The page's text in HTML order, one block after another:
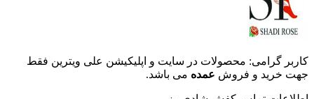
کاربر گرامی: محصولات در سایت و اپلیکیشن علی ویترین فقط
جهت خرید و فروش عمده می باشد.